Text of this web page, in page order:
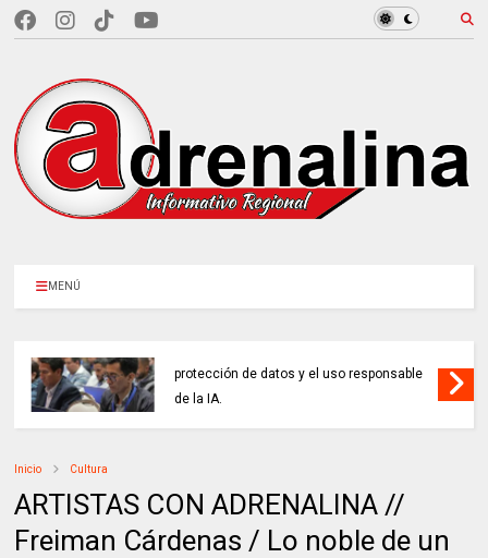
MENÚ
protección de datos y el uso responsable
de la IA.
Inicio Cultura
ARTISTAS CON ADRENALINA //
Freiman Cárdenas / Lo noble de un